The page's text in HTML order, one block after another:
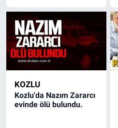
KOZLU
Kozlu'da Nazım Zararcı
evinde ölü bulundu.